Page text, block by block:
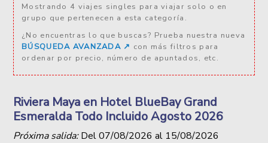
Mostrando 4 viajes singles para viajar solo o en
grupo que pertenecen a esta categoría.
¿No encuentras lo que buscas? Prueba nuestra nueva
BÚSQUEDA AVANZADA ↗️ con más filtros para
ordenar por precio, número de apuntados, etc.
Riviera Maya en Hotel BlueBay Grand
Esmeralda Todo Incluido Agosto 2026
Próxima salida:Del07/08/2026 al 15/08/2026